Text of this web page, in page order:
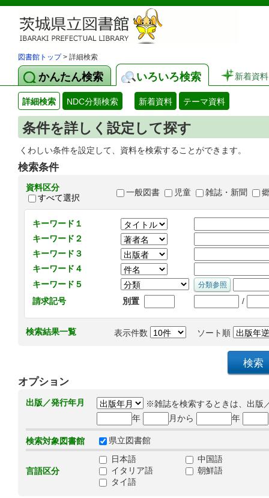
図書館トップ> 詳細検索
かんたん検索 いろいろ検索 新着資料
詳細検索 NDC分類検索 新着資料 テーマ資料
条件を詳しく設定して探す
くわしい条件を設定して、資料を検索することができます。
検索条件
資料区分
すべて選択
一般図書 児童 雑誌・新聞
キーワード１
キーワード２
キーワード３
キーワード４
キーワード５
請求記号
別置 /
検索結果一覧 表示件数 ソート順
オプション
出版／発行年月
※雑誌を検索するときは、出版
年
月から 年
検索対象図書館 県立図書館
言語区分
日本語
中国語
イタリア語
朝鮮語
タイ語